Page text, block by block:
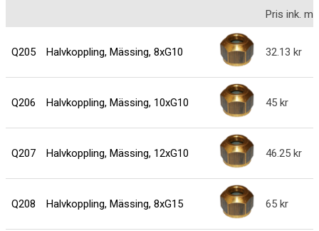
Pris ink.
Q205 Halvkoppling, Mässing, 8xG10 32.13
Q206 Halvkoppling, Mässing, 10xG10 45
Q207 Halvkoppling, Mässing, 12xG10 46.25
Q208 Halvkoppling, Mässing, 8xG15 65